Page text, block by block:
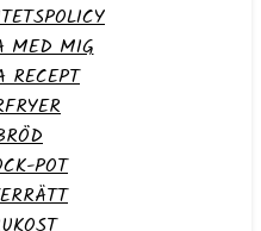
MED MIG
RECEPT
POT